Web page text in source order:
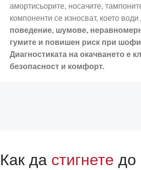
амортисьорите, носачите,
компоненти се износват, което води
поведение, шумове,
гумите и повишен риск при
Диагностиката на окачването е
безопасност и комфорт.
Как да стигнете до